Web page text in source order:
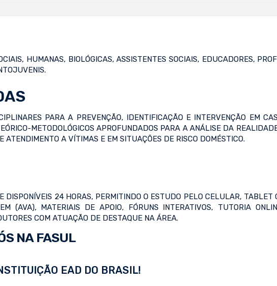
HUMANAS, BIOLÓGICAS, ASSISTENTES SOCIAIS, EDUCADORES,
PARA A PREVENÇÃO, IDENTIFICAÇÃO E INTERVENÇÃO EM
METODOLÓGICOS APROFUNDADOS PARA A ANÁLISE DA
A VÍTIMAS E EM SITUAÇÕES DE RISCO DOMÉSTICO.
24 HORAS, PERMITINDO O ESTUDO PELO CELULAR, TABLET
(AVA), MATERIAIS DE APOIO, FÓRUNS INTERATIVOS, TUTORIA
COM ATUAÇÃO DE DESTAQUE NA ÁREA.
NA FASUL
EAD DO BRASIL!